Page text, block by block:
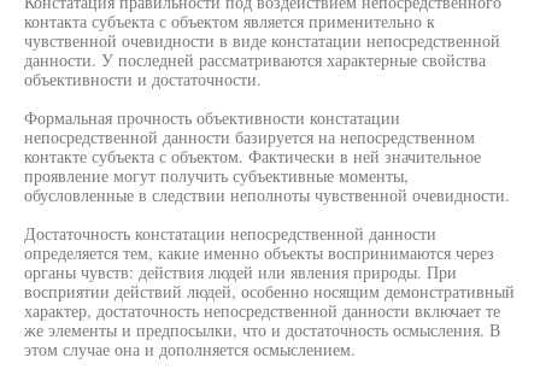
контакта субъекта с объектом является применительно к
чувственной очевидности в виде констатации непосредственной
данности. У последней рассматриваются характерные свойства
объективности и достаточности.
Формальная прочность объективности констатации
непосредственной данности базируется на непосредственном
контакте субъекта с объектом. Фактически в ней значительное
проявление могут получить субъективные моменты,
обусловленные в следствии неполноты чувственной очевидности.
Достаточность констатации непосредственной данности
определяется тем, какие именно объекты воспринимаются через
органы чувств: действия людей или явления природы. При
восприятии действий людей, особенно носящим демонстративный
характер, достаточность непосредственной данности включает те
же элементы и предпосылки, что и достаточность осмысления. В
этом случае она и дополняется осмыслением.